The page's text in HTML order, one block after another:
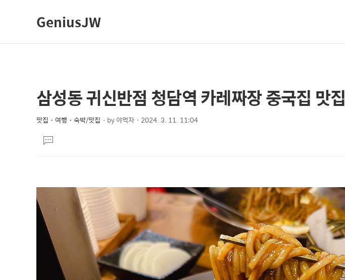
GeniusJW
상
세
컨
텐
본
문
제
삼성동 귀신반점 청담역 카레짜장 중국집 맛집
맛집・여행・숙박/맛집 by야먹자 2024. 3. 11. 11:04
문댓
글